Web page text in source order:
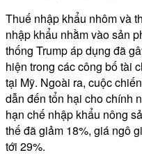
Thuế nhập khẩu nhôm và
nhập khẩu nhằm vào sản
thống Trump áp dụng đã
hiện trong các công bố tài
tại Mỹ. Ngoài ra, cuộc
dẫn đến tổn hại cho chính
hạn chế nhập khẩu nông
thế đã giảm 18%, giá ngô
tới 29%.